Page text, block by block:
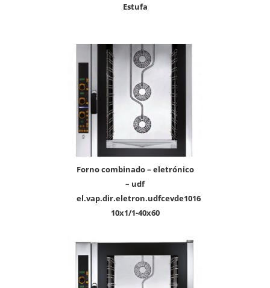
estufa
forno combinado – eletrónico
– udf
el.vap.dir.eletron.udfcevde1016
10x1/1-40x60